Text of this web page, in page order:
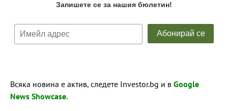
Всяка новина е актив, следете Investor.bg и в Google
News Showcase.